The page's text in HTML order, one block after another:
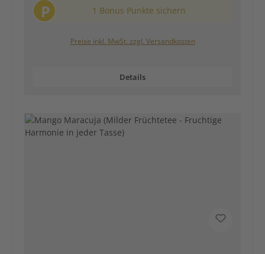
P 1 Bonus Punkte sichern
Preise inkl. MwSt. zzgl. Versandkosten
Details